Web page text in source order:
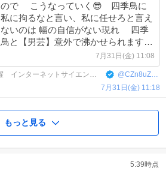
ので こうなっていく😎 四季鳥に
私に拘るなと言い、私に任せろと言え
ないのは 幅の自信がない現れ 四季
鳥と【男芸】意外で沸かせられますか
ース力は無い x.com/czn8uzyjjwqqjr…
7月31日(金) 11:08
【公式 】鮎川 紫耀 インターネットサイエンティスト Mr.クリーン スピリスト @CZn8uZyJJwQQJra
7月31日(金) 11:18
もっと見る
5:39時点